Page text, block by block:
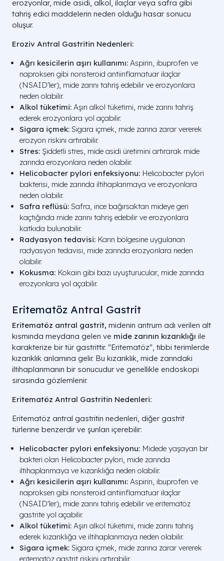
erozyonlar, mide asidi, alkol, ilaçlar veya safra gibi
tahriş edici maddelerin neden olduğu hasar sonucu
oluşur.
Eroziv Antral Gastritin Nedenleri:
Ağrı kesicilerin aşırı kullanımı: Aspirin, ibuprofen ve
naproksen gibi nonsteroid antiinflamatuar ilaçlar
(NSAID'ler), mide zarını tahriş edebilir ve erozyonlara
neden olabilir.
Alkol tüketimi: Aşırı alkol tüketimi, mide zarını tahriş
ederek erozyonlara yol açabilir.
Sigara içmek: Sigara içmek, mide zarına zarar vererek
erozyon riskini artırabilir.
Stres: Şiddetli stres, mide asidi üretimini artırarak mide
zarında erozyonlara neden olabilir.
Helicobacter pylori enfeksiyonu: Helicobacter pylori
bakterisi, mide zarında iltihaplanmaya ve erozyonlara
neden olabilir.
Safra reflüsü: Safra, ince bağırsaktan mideye geri
kaçtığında mide zarını tahriş edebilir ve erozyonlara
katkıda bulunabilir.
Radyasyon tedavisi: Karın bölgesine uygulanan
radyasyon tedavisi, mide zarında erozyonlara neden
olabilir.
Kokusma: Kokain gibi bazı uyuşturucular, mide zarında
erozyonlara yol açabilir.
Eritematöz Antral Gastrit
Eritematöz antral gastrit, midenin antrum adı verilen alt
kısmında meydana gelen ve mide zarının kızarıklığı ile
karakterize bir tür gastrittir. "Eritematöz", tıbbi terimlerde
kızarıklık anlamına gelir. Bu kızarıklık, mide zarındaki
iltihaplanmanın bir sonucudur ve genellikle endoskopi
sırasında gözlemlenir.
Eritematöz Antral Gastritin Nedenleri:
Eritematöz antral gastritin nedenleri, diğer gastrit
türlerine benzerdir ve şunları içerebilir:
Helicobacter pylori enfeksiyonu: Midede yaşayan bir
bakteri olan Helicobacter pylori, mide zarında
iltihaplanmaya ve kızarıklığa neden olabilir.
Ağrı kesicilerin aşırı kullanımı: Aspirin, ibuprofen ve
naproksen gibi nonsteroid antiinflamatuar ilaçlar
(NSAID'ler), mide zarını tahriş edebilir ve eritematöz
gastrite yol açabilir.
Alkol tüketimi: Aşırı alkol tüketimi, mide zarını tahriş
ederek kızarıklığa ve iltihaplanmaya neden olabilir.
Sigara içmek: Sigara içmek, mide zarına zarar vererek
eritematöz gastrit riskini artırabilir.